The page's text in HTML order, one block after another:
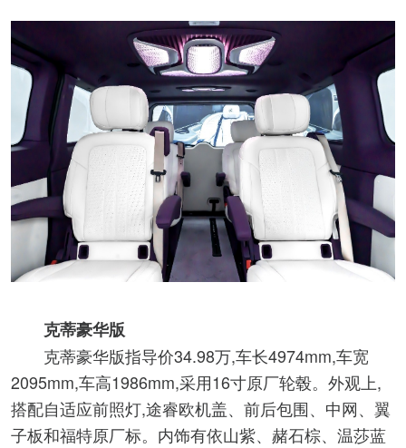
克蒂豪华版
克蒂豪华版指导价34.98万,车长4974mm,车宽
2095mm,车高1986mm,采用16寸原厂轮毂。外观上,
搭配自适应前照灯,途睿欧机盖、前后包围、中网、翼
子板和福特原厂标。内饰有依山紫、赭石棕、温莎蓝